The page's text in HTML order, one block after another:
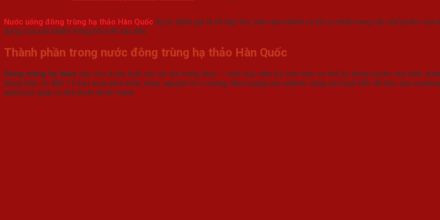
Nước uống đông trùng hạ thảo Hàn Quốc được đánh giá là dễ hấp thụ, hiệu quả nhanh và tối ưu nhất trong các chế phẩm của
dụng của sản phẩm trong bài viết sau đây.
Thành phần trong nước đông trùng hạ thảo Hàn Quốc
Đông trùng hạ thảo hay còn được biết với cái tên trùng thảo – một loại nấm ký sinh trên cơ thể ấu trùng bướm, hút dinh
trùng thảo có đến 17 loại acid amin khác nhau, nguyên tố vi lượng, hàm lượng cao vitamin cùng các hoạt tính tốt như axit
adenosin giúp cơ thể được khỏe mạnh.